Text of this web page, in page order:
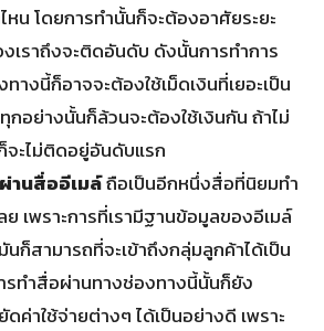
หน โดยการทำนั้นก็จะต้องอาศัยระยะ
เราถึงจะติดอันดับ ดังนั้นการทำการ
างนี้ก็อาจจะต้องใช้เม็ดเงินที่เยอะเป็น
กอย่างนั้นก็ล้วนจะต้องใช้เงินกัน ถ้าไม่
จะไม่ติดอยู่อันดับแรก
านสื่ออีเมล์ถือเป็นอีกหนึ่งสื่อที่นิยมทำ
ย เพราะการที่เรามีฐานข้อมูลของอีเมล์
ก็สามารถที่จะเข้าถึงกลุ่มลูกค้าได้เป็น
รทำสื่อผ่านทางช่องทางนี้นั้นก็ยัง
ค่าใช้จ่ายต่างๆ ได้เป็นอย่างดี เพราะ